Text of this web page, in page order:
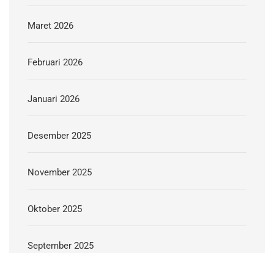
Maret 2026
Februari 2026
Januari 2026
Desember 2025
November 2025
Oktober 2025
September 2025